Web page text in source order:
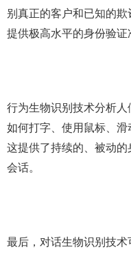
别真正的客户和已知的
提供极高水平的身份验证
行为生物识别技术分析
如何打字、使用鼠标、滑
这提供了持续的、被动
会话。
最后，对话生物识别技